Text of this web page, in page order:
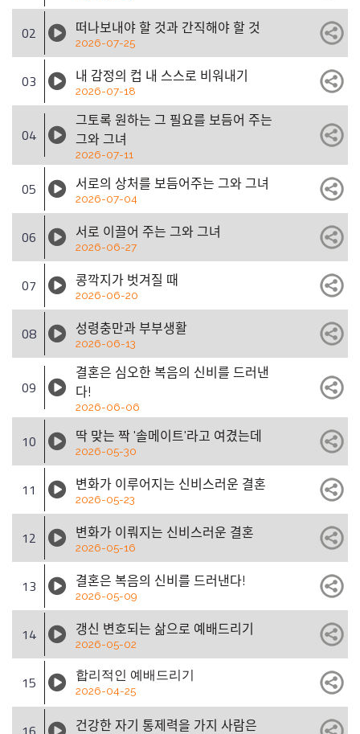
02 떠나보내야 할 것과 간직해야 할 것
2026-07-25
03 내 감정의 컵 내 스스로 비워내기
2026-07-18
04
그토록 원하는 그 필요를 보듬어 주는
그와 그녀
2026-07-11
05 서로의 상처를 보듬어주는 그와 그녀
2026-07-04
06 서로 이끌어 주는 그와 그녀
2026-06-27
07 콩깍지가 벗겨질 때
2026-06-20
08 성령충만과 부부생활
2026-06-13
09
결혼은 심오한 복음의 신비를 드러낸
다!
2026-06-06
10 딱 맞는 짝 '솔메이트'라고 여겼는데
2026-05-30
11 변화가 이루어지는 신비스러운 결혼
2026-05-23
12 변화가 이뤄지는 신비스러운 결혼
2026-05-16
13 결혼은 복음의 신비를 드러낸다!
2026-05-09
14 갱신 변호되는 삶으로 예배드리기
2026-05-02
15 합리적인 예배드리기
2026-04-25
건강한 자기 통제력을 가지 사람은